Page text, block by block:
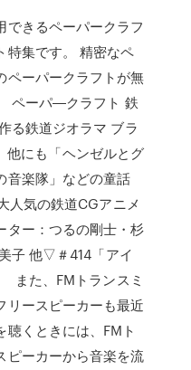
できるペーパークラフ
特集です。 精密なペ
ペーパークラフトが無
ペーパ―クラフト 鉄
る鉄道ジオラマ ブラ
にも「ヘンゼルとグ
音楽隊」などの童話
人気の鉄道CGアニメ
ター：つるの剛士・杉
子 他▽＃414「アイ
また、FMトランスミ
リースピーカーも最近
くときには、FMト
ピーカーから音楽を流